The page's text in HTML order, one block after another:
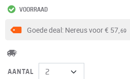
VOORRAAD
Goede deal: Nereus voor€ 57,69
AANTAL